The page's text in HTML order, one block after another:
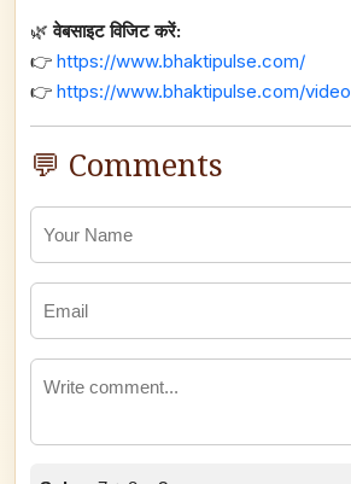
🌿वेबसाइट विजिट करें:
👉 https://www.bhaktipulse.com/
👉 https://www.bhaktipulse.com/video
💬 Comments